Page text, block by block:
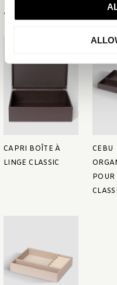
Articles associés
CAPRI BOÎTE À
LINGE CLASSIC
CEBU